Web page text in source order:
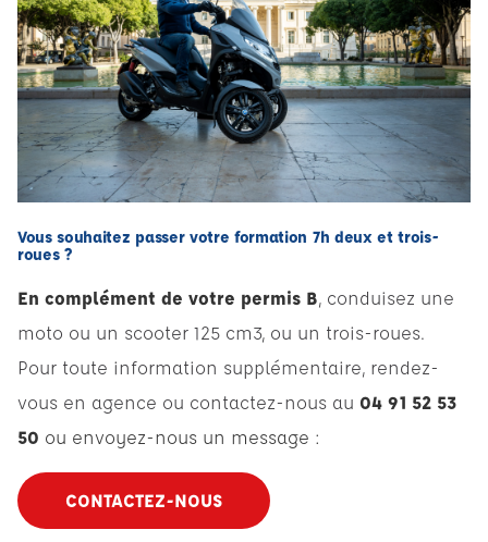
Vous souhaitez passer votre formation 7h deux et trois-
roues ?
En complément de votre permis B, conduisez une
moto ou un scooter 125 cm3, ou un trois-roues.
Pour toute information supplémentaire, rendez-
vous en agence ou contactez-nous au 04 91 52 53
50 ou envoyez-nous un message :
CONTACTEZ-NOUS